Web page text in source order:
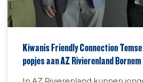
Kiwanis Friendly Connection
popjes aan AZ Rivierenland Bornem